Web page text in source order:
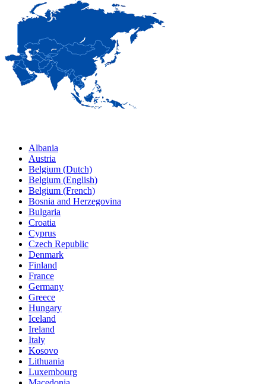
Albania
Austria
Belgium (Dutch)
Belgium (English)
Belgium (French)
Bosnia and Herzegovina
Bulgaria
Croatia
Cyprus
Czech Republic
Denmark
Finland
France
Germany
Greece
Hungary
Iceland
Ireland
Italy
Kosovo
Lithuania
Luxembourg